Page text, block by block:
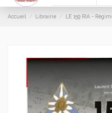
Accueil Librairie LE 159 RIA -